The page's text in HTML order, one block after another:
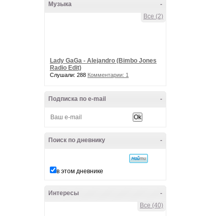
-
Музыка
Все (2)
Lady GaGa - Alejandro (Bimbo Jones
Radio Edit)
Слушали: 288 Комментарии: 1
-
Подписка по e-mail
-
Поиск по дневнику
в этом дневнике
-
Интересы
Все (40)